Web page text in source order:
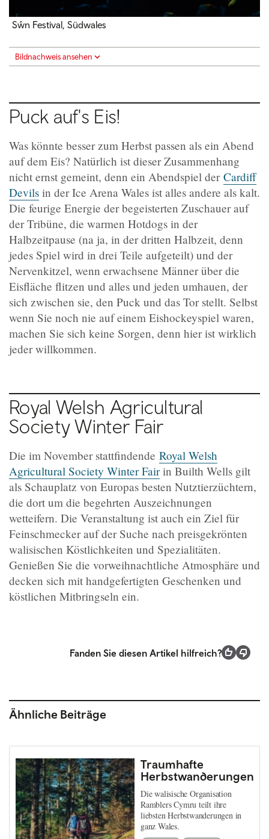
Sŵn Festival, Südwales
Bildnachweis ansehen
Puck auf's Eis!
Was könnte besser zum Herbst passen als ein Abend
auf dem Eis? Natürlich ist dieser Zusammenhang
nicht ernst gemeint, denn ein Abendspiel der Cardiff
Devils in der Ice Arena Wales ist alles andere als kalt.
Die feurige Energie der begeisterten Zuschauer auf
der Tribüne, die warmen Hotdogs in der
Halbzeitpause (na ja, in der dritten Halbzeit, denn
jedes Spiel wird in drei Teile aufgeteilt) und der
Nervenkitzel, wenn erwachsene Männer über die
Eisfläche flitzen und alles und jeden umhauen, der
sich zwischen sie, den Puck und das Tor stellt. Selbst
wenn Sie noch nie auf einem Eishockeyspiel waren,
machen Sie sich keine Sorgen, denn hier ist wirklich
jeder willkommen.
Royal Welsh Agricultural
Society Winter Fair
Die im November stattfindende Royal Welsh
Agricultural Society Winter Fairin Builth Wells gilt
als Schauplatz von Europas besten Nutztierzüchtern,
die dort um die begehrten Auszeichnungen
wetteifern. Die Veranstaltung ist auch ein Ziel für
Feinschmecker auf der Suche nach preisgekrönten
walisischen Köstlichkeiten und Spezialitäten.
Genießen Sie die vorweihnachtliche Atmosphäre und
decken sich mit handgefertigten Geschenken und
köstlichen Mitbringseln ein.
Fanden Sie diesen Artikel hilfreich?
Ähnliche Beiträge
Traumhafte
Herbstwanderungen
Die walisische Organisation
Ramblers Cymru teilt ihre
liebsten Herbstwanderungen in
ganz Wales.